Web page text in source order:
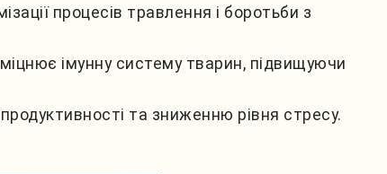
процесів травлення і боротьби з
імунну систему тварин, підвищуючи
та зниженню рівня стресу.